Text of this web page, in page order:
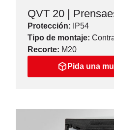
QVT 20 |
Protección:
IP54
Tipo de montaje:
Recorte: M20
Pida una